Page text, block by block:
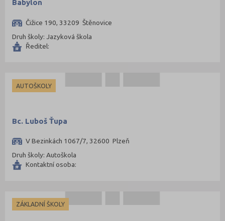
Babylon
Čižice 190, 33209 Štěnovice
Druh školy: Jazyková škola
Ředitel:
AUTOŠKOLY
Bc. Luboš Ťupa
V Bezinkách 1067/7, 32600 Plzeň
Druh školy: Autoškola
Kontaktní osoba:
ZÁKLADNÍ ŠKOLY